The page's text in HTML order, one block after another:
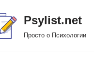
Psylist.net
Просто о Психологии